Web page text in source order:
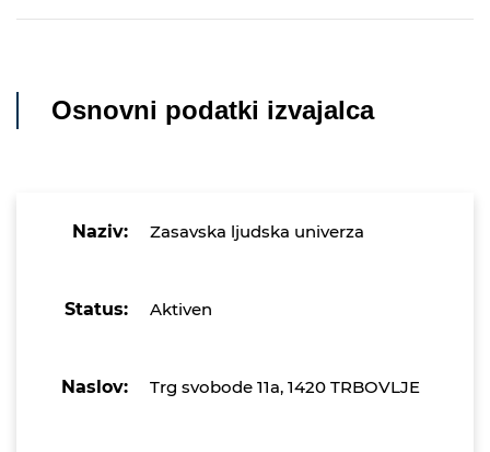
Osnovni podatki izvajalca
Naziv: Zasavska ljudska univerza
Status: Aktiven
Naslov: Trg svobode 11a, 1420 TRBOVLJE